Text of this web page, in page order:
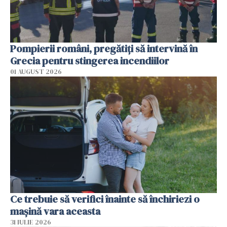
Pompierii români, pregătiţi să intervină în
Grecia pentru stingerea incendiilor
01 AUGUST 2026
Ce trebuie să verifici înainte să închiriezi o
mașină vara aceasta
31 IULIE 2026